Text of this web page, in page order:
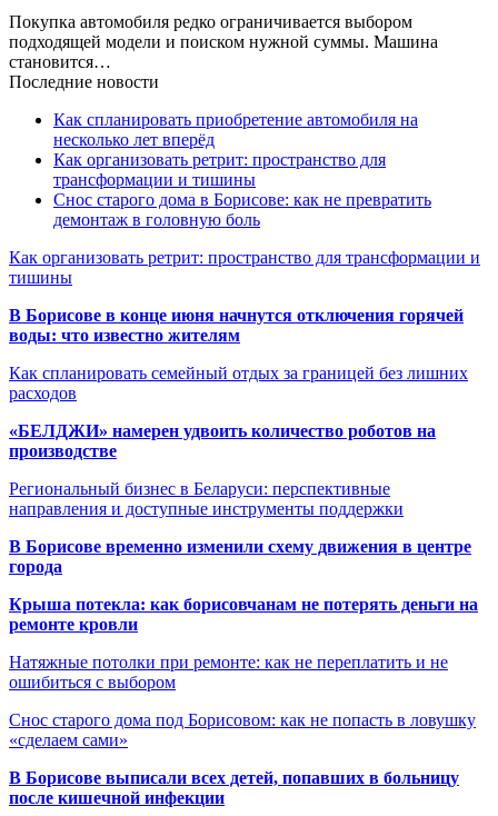
Покупка автомобиля редко ограничивается выбором
подходящей модели и поиском нужной суммы. Машина
становится…
Последние новости
Как спланировать приобретение автомобиля на
несколько лет вперёд
Как организовать ретрит: пространство для
трансформации и тишины
Снос старого дома в Борисове: как не превратить
демонтаж в головную боль
Как организовать ретрит: пространство для трансформации и
тишины
В Борисове в конце июня начнутся отключения горячей
воды: что известно жителям
Как спланировать семейный отдых за границей без лишних
расходов
«БЕЛДЖИ» намерен удвоить количество роботов на
производстве
Региональный бизнес в Беларуси: перспективные
направления и доступные инструменты поддержки
В Борисове временно изменили схему движения в центре
города
Крыша потекла: как борисовчанам не потерять деньги на
ремонте кровли
Натяжные потолки при ремонте: как не переплатить и не
ошибиться с выбором
Снос старого дома под Борисовом: как не попасть в ловушку
«сделаем сами»
В Борисове выписали всех детей, попавших в больницу
после кишечной инфекции